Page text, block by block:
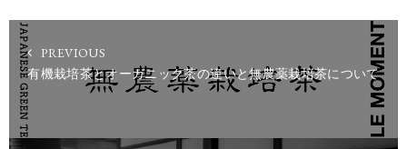
PREVIOUS
有機栽培茶とオーガニック茶の違いと無農薬栽培茶について